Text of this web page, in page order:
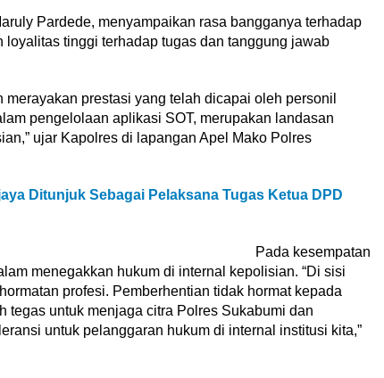
Pardede, menyampaikan rasa bangganya terhadap
tinggi terhadap tugas dan tanggung jawab
prestasi yang telah dicapai oleh personil
pengelolaan aplikasi SOT, merupakan landasan
ujar Kapolres di lapangan Apel Mako Polres
Ditunjuk Sebagai Pelaksana Tugas Ketua DPD
Pada kesempatan
menegakkan hukum di internal kepolisian. “Di sisi
profesi. Pemberhentian tidak hormat kepada
tegas untuk menjaga citra Polres Sukabumi dan
untuk pelanggaran hukum di internal institusi kita,”